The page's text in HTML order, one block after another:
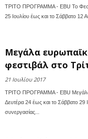
ΤΡΙΤΟ ΠΡΟΓΡΑΜΜΑ - ΕBU Το
25 Ιουλίου έως και το Σάββατο 12
Μεγάλα
φεστιβάλ στο
21 Ιουλίου 2017
ΤΡΙΤΟ ΠΡΟΓΡΑΜΜΑ - EBU Μεγάλα
Δευτέρα 24 έως και το Σάββατο 29
συνεργασίας...